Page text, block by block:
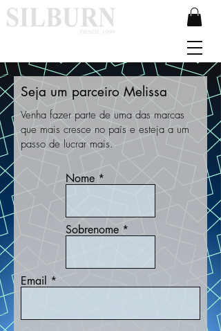
Seja um parceiro Melissa
Venha fazer parte de uma das marcas
que mais cresce no país e esteja a um
passo de lucrar mais.
Nome
Sobrenome
Email